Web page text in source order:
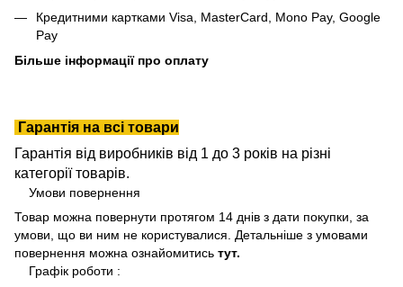
Кредитними картками Visa, MasterCard, Mono Pay, Google
Pay
Більше інформації про оплату
Гарантія на всі товари
Гарантія від виробників від 1 до 3 років на різні
категорії товарів.
Умови повернення
Товар можна повернути протягом 14 днів з дати покупки, за
умови, що ви ним не користувалися. Детальніше з умовами
повернення можна ознайомитись тут.
Графік роботи :